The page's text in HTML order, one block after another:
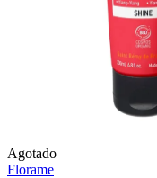
Agotado
Florame